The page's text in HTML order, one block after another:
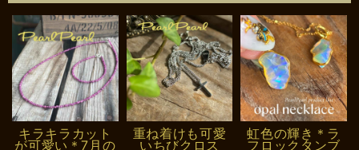
キラキラカット
が可愛い＊7月の
重ね着けも可愛
いちびクロス
虹色の輝き＊ラ
フロックタンブ